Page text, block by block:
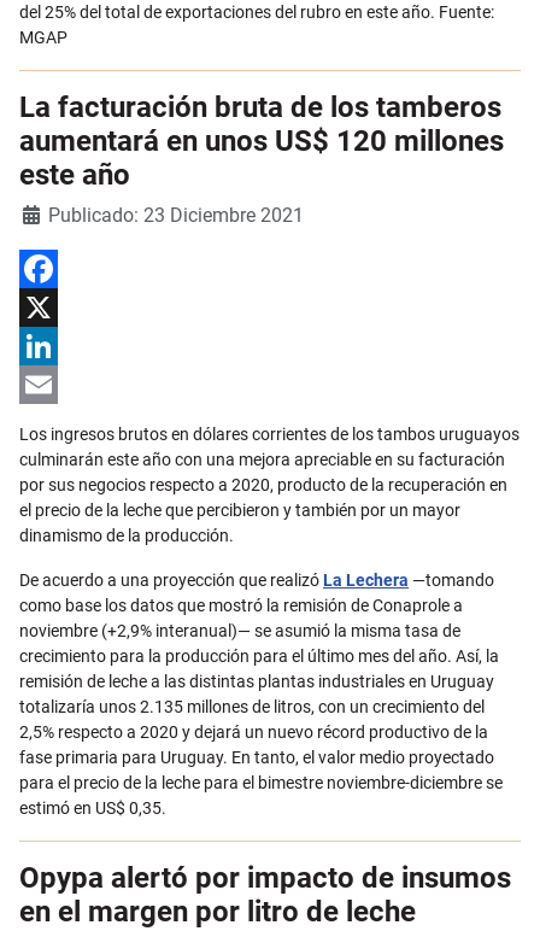
del 25% del total de exportaciones del rubro en este año. Fuente:
MGAP
La facturación bruta de los tamberos
aumentará en unos US$ 120 millones
este año
DetallesPublicado: 23 Diciembre 2021
Facebook
X
LinkedIn
Email
Los ingresos brutos en dólares corrientes de los tambos uruguayos
culminarán este año con una mejora apreciable en su facturación
por sus negocios respecto a 2020, producto de la recuperación en
el precio de la leche que percibieron y también por un mayor
dinamismo de la producción.
De acuerdo a una proyección que realizóLa Lechera —tomando
como base los datos que mostró la remisión de Conaprole a
noviembre (+2,9% interanual)— se asumió la misma tasa de
crecimiento para la producción para el último mes del año. Así, la
remisión de leche a las distintas plantas industriales en Uruguay
totalizaría unos 2.135 millones de litros, con un crecimiento del
2,5% respecto a 2020 y dejará un nuevo récord productivo de la
fase primaria para Uruguay. En tanto, el valor medio proyectado
para el precio de la leche para el bimestre noviembre-diciembre se
estimó en US$ 0,35.
Opypa alertó por impacto de insumos
en el margen por litro de leche